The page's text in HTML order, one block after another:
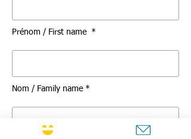
Prénom / First name *
Nom / Family name *